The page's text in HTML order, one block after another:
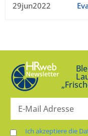
29jun2022
Ich akzeptiere die